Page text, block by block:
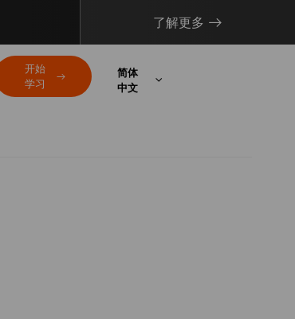
了解更多
开始
学习
简体
中文